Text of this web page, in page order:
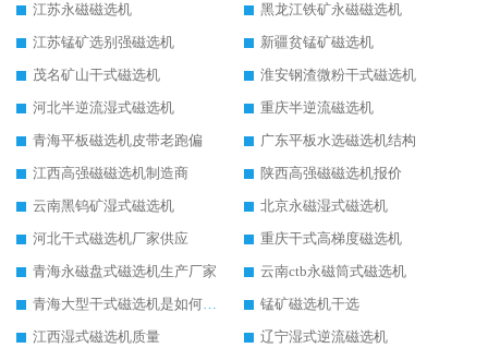
江苏永磁磁选机
黑龙江铁矿永磁磁选机
江苏锰矿选别强磁选机
新疆贫锰矿磁选机
茂名矿山干式磁选机
淮安钢渣微粉干式磁选机
河北半逆流湿式磁选机
重庆半逆流磁选机
青海平板磁选机皮带老跑偏
广东平板水选磁选机结构
江西高强磁磁选机制造商
陕西高强磁磁选机报价
云南黑钨矿湿式磁选机
北京永磁湿式磁选机
河北干式磁选机厂家供应
重庆干式高梯度磁选机
青海永磁盘式磁选机生产厂家
云南ctb永磁筒式磁选机
青海大型干式磁选机是如何选矿的
锰矿磁选机干选
江西湿式磁选机质量
辽宁湿式逆流磁选机